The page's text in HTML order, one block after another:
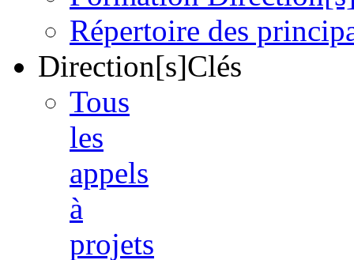
Répertoire des
Direction[s]Clés
Tous
les
appels
à
projets